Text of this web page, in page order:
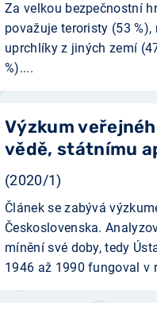
Za velkou bezpečnostní
považuje teroristy (53
uprchlíky z jiných zemí
%)....
Výzkum
vědě, státnímu
(2020/1)
Článek se zabývá
Československa.
mínění své doby, tedy
1946 až 1990 fungoval v